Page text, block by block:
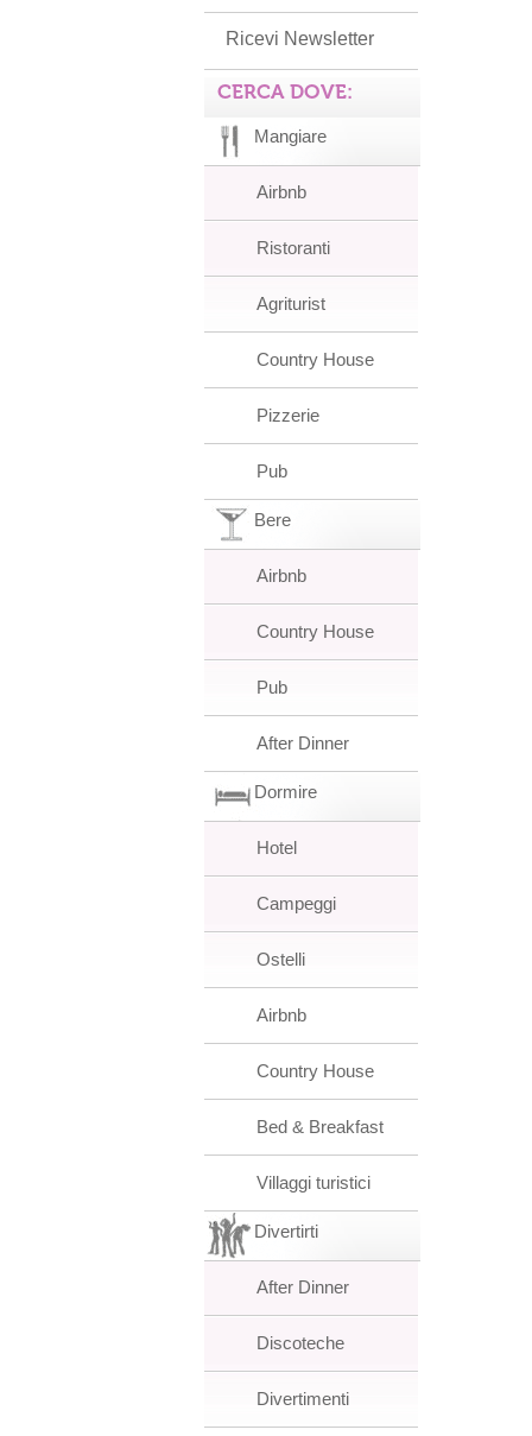
Ricevi Newsletter
CERCA DOVE:
Mangiare
Airbnb
Ristoranti
Agriturist
Country House
Pizzerie
Pub
Bere
Airbnb
Country House
Pub
After Dinner
Dormire
Hotel
Campeggi
Ostelli
Airbnb
Country House
Bed & Breakfast
Villaggi turistici
Divertirti
After Dinner
Discoteche
Divertimenti